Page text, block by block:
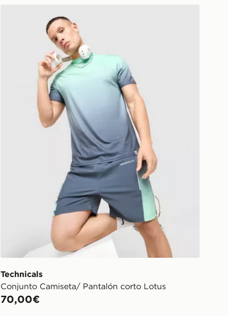
Technicals
Conjunto Camiseta/ Pantalón corto Lotus
70,00€